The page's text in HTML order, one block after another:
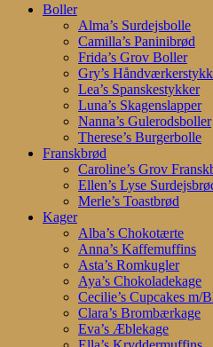
Close
Boller
Alma’s Surdejsbolle
Camilla’s Paninibrød
Frida’s Grov Boller
Gry’s
Lea’s Spanskestykker
Luna’s Skagenslapper
Nanna’s Gulerodsboller
Therese’s Burgerbolle
Franskbrød
Caroline’s Grov
Ellen’s Lyse
Merle’s Toastbrød
Kager
Alba’s Chokotærte
Anna’s Kaffemuffins
Asta’s Romkugler
Aya’s Chokoladekage
Cecilie’s Cupcakes m/
Clara’s Brombærkage
Eva’s Æblekage